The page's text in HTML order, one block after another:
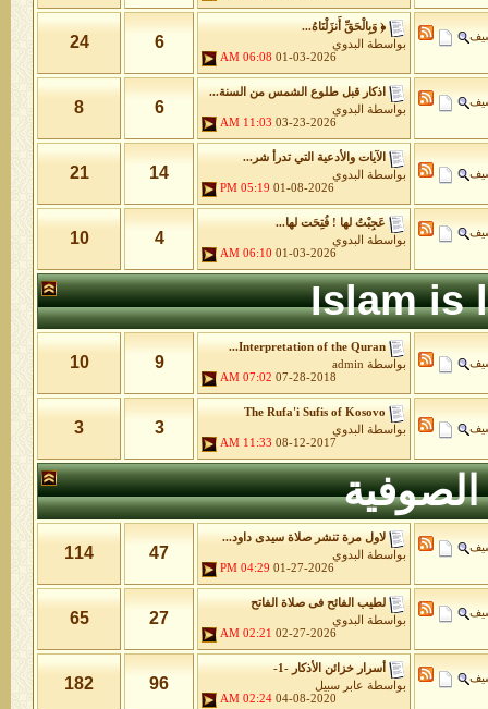
﴿ وَبِالْحَقِّ أَنزَلْنَاهُ...
بواسطة
البدوي
01-03-2026
06:08 AM
6
24
اذكار قبل طلوع الشمس من السنة...
بواسطة
البدوي
03-23-2026
11:03 AM
6
8
الآيات والأدعية التي تدرأ شر...
بواسطة
البدوي
01-08-2026
05:19 PM
14
21
عَجِبْتُ لها ! فُتِحَت لها...
بواسطة
البدوي
01-03-2026
06:10 AM
4
10
Islam is
Interpretation of the Quran...
بواسطة admin
07-28-2018
07:02 AM
9
10
The Rufa'i Sufis of Kosovo
بواسطة
البدوي
08-12-2017
11:33 AM
3
3
لاول مرة تنشر صلاة سيدى داود...
بواسطة
البدوي
01-27-2026
04:29 PM
47
114
لطيب الفائح فى صلاة الفاتح
بواسطة
البدوي
02-27-2026
02:21 AM
27
65
أسرار خزائن اﻷذكار -1-
بواسطة عابر سبيل
04-08-2020
02:24 AM
96
182